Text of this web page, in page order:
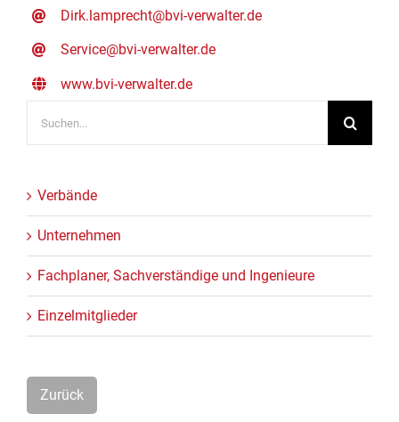
Dirk.lamprecht@bvi-verwalter.de
Service@bvi-verwalter.de
www.bvi-verwalter.de
nach:
Verbände
Unternehmen
Fachplaner, Sachverständige und Ingenieure
Einzelmitglieder
Zurück